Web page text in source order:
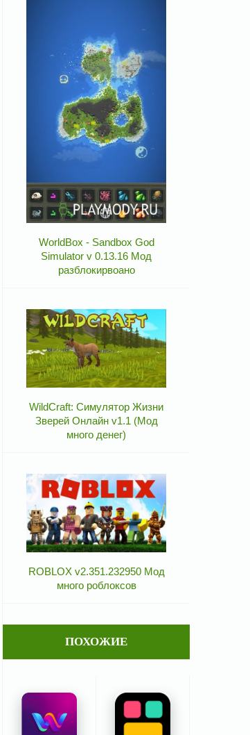
WorldBox - Sandbox God
Simulator v 0.13.16 Мод
разблокирвоано
WildCraft: Симулятор Жизни
Зверей Онлайн v1.1 (Мод
много денег)
ROBLOX v2.351.232950 Мод
много роблоксов
ПОХОЖИЕ